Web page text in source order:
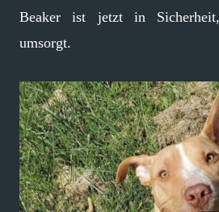
Beaker ist jetzt in
umsorgt.